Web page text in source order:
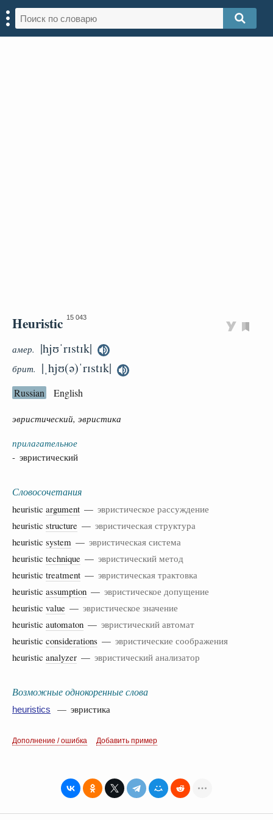
Heuristic 15 043
амер. |hjʊˈrɪstɪk|
брит. |ˌhjʊ(ə)ˈrɪstɪk|
Russian English
эвристический, эвристика
прилагательное
- эвристический
Словосочетания
heuristic argument — эвристическое рассуждение
heuristic structure — эвристическая структура
heuristic system — эвристическая система
heuristic technique — эвристический метод
heuristic treatment — эвристическая трактовка
heuristic assumption — эвристическое допущение
heuristic value — эвристическое значение
heuristic automaton — эвристический автомат
heuristic considerations — эвристические соображения
heuristic analyzer — эвристический анализатор
Возможные однокоренные слова
heuristics — эвристика
Дополнение / ошибка Добавить пример